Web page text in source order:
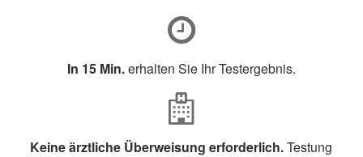
In 15 Min.erhalten Sie Ihr Testergebnis.
Keine ärztliche Überweisung erforderlich.Testung